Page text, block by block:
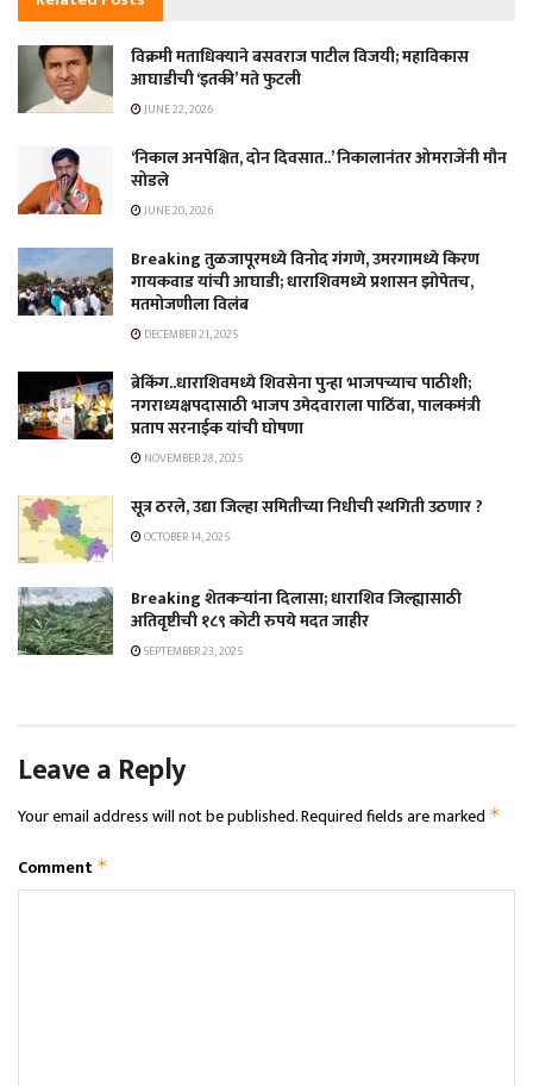
विक्रमी मताधिक्याने बसवराज पाटील विजयी; महाविकास
आघाडीची ‘इतकी’ मते फुटली
JUNE 22, 2026
‘निकाल अनपेक्षित, दोन दिवसात..’ निकालानंतर ओमराजेंनी मौन
सोडले
JUNE 20, 2026
Breaking तुळजापूरमध्ये विनोद गंगणे, उमरगामध्ये किरण
गायकवाड यांची आघाडी; धाराशिवमध्ये प्रशासन झोपेतच,
मतमोजणीला विलंब
DECEMBER 21, 2025
ब्रेकिंग..धाराशिवमध्ये शिवसेना पुन्हा भाजपच्याच पाठीशी;
नगराध्यक्षपदासाठी भाजप उमेदवाराला पाठिंबा, पालकमंत्री
प्रताप सरनाईक यांची घोषणा
NOVEMBER 28, 2025
सूत्र ठरले, उद्या जिल्हा समितीच्या निधीची स्थगिती उठणार ?
OCTOBER 14, 2025
Breaking शेतकऱ्यांना दिलासा; धाराशिव जिल्ह्यासाठी
अतिवृष्टीची १८९ कोटी रुपये मदत जाहीर
SEPTEMBER 23, 2025
Leave a Reply
Your email address will not be published.Required fields are marked *
Comment *